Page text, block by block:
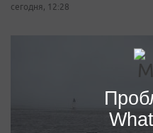
сегодня, 12:28